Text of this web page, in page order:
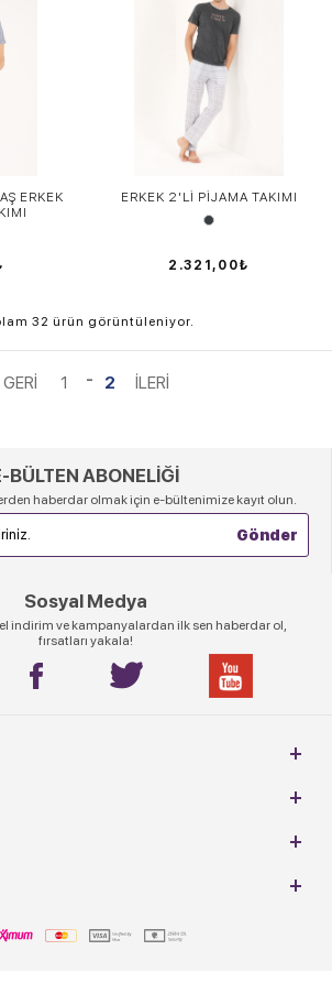
ERKEK
ERKEK 2'Lİ PİJAMA TAKIMI
2.321,00₺
32 ürün görüntüleniyor.
1 2
BÜLTEN ABONELİĞİ
haberdar olmak için e-bültenimize kayıt olun.
Sosyal Medya
indirim ve kampanyalardan ilk sen haberdar ol,
fırsatları yakala!